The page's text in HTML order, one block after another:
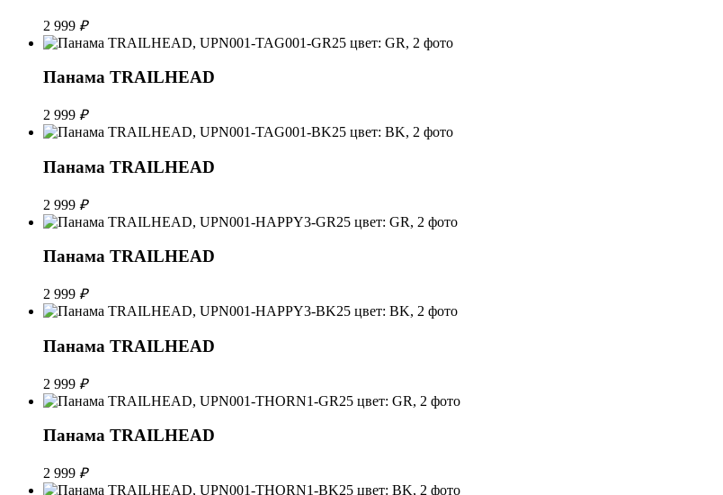
2 999 ₽
Панама TRAILHEAD
2 999 ₽
Панама TRAILHEAD
2 999 ₽
Панама TRAILHEAD
2 999 ₽
Панама TRAILHEAD
2 999 ₽
Панама TRAILHEAD
2 999 ₽